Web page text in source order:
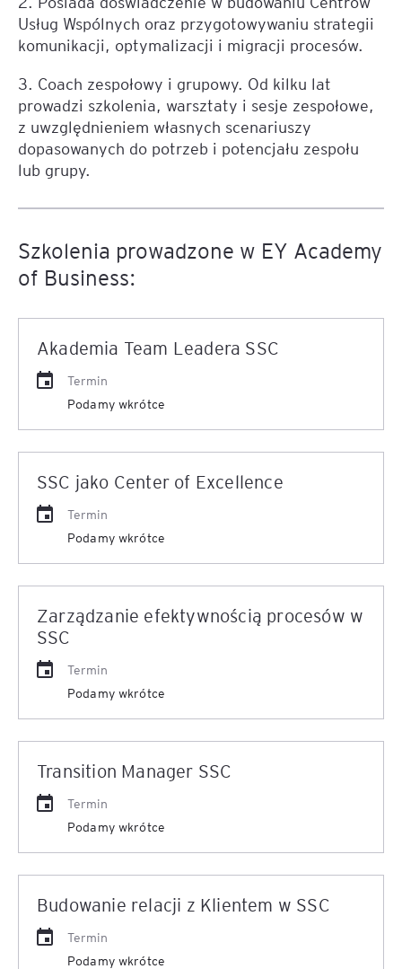
Usług Wspólnych oraz przygotowywaniu strategii
komunikacji, optymalizacji i migracji procesów.
3. Coach zespołowy i grupowy. Od kilku lat
prowadzi szkolenia, warsztaty i sesje zespołowe,
z uwzględnieniem własnych scenariuszy
dopasowanych do potrzeb i potencjału zespołu
lub grupy.
Szkolenia prowadzone w EY Academy
of Business:
Akademia Team Leadera SSC
Termin
Podamy wkrótce
SSC jako Center of Excellence
Termin
Podamy wkrótce
Zarządzanie efektywnością procesów w
SSC
Termin
Podamy wkrótce
Transition Manager SSC
Termin
Podamy wkrótce
Budowanie relacji z Klientem w SSC
Termin
Podamy wkrótce